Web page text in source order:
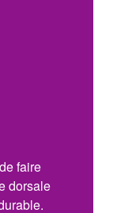
faire
dorsale